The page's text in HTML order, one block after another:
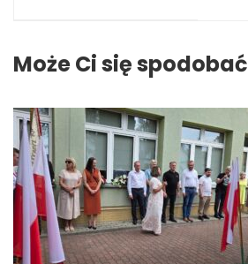
Może Ci się spodobać